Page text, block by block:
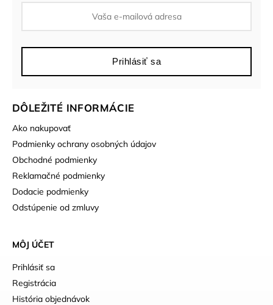
DÔLEŽITÉ INFORMÁCIE
Ako nakupovať
Podmienky ochrany osobných údajov
Obchodné podmienky
Reklamačné podmienky
Dodacie podmienky
Odstúpenie od zmluvy
MÔJ ÚČET
Prihlásiť sa
Registrácia
História objednávok
Prihlásiť sa